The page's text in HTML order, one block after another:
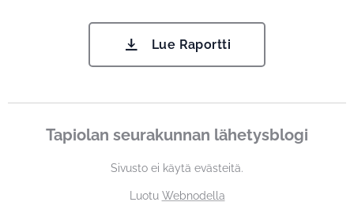
Lue Raportti
Tapiolan seurakunnan lähetysblogi
Sivusto ei käytä evästeitä.
Luotu Webnodella